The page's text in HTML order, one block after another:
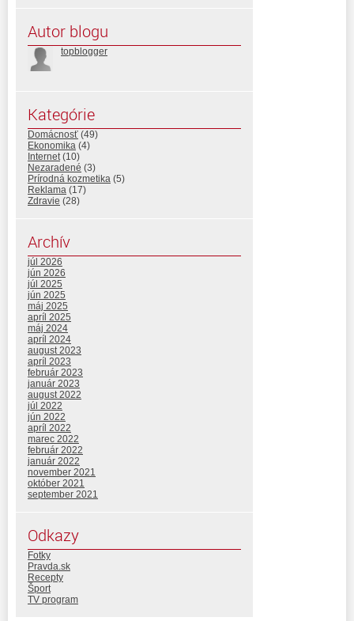
Autor blogu
topblogger
Kategórie
Domácnosť (49)
Ekonomika (4)
Internet(10)
Nezaradené (3)
Prírodná kozmetika (5)
Reklama (17)
Zdravie (28)
Archív
júl 2026
jún 2026
júl 2025
jún 2025
máj 2025
apríl 2025
máj 2024
apríl 2024
august 2023
apríl 2023
február 2023
január 2023
august 2022
júl 2022
jún 2022
apríl 2022
marec 2022
február 2022
január 2022
november 2021
október 2021
september 2021
Odkazy
Fotky
Pravda.sk
Recepty
Šport
TV program